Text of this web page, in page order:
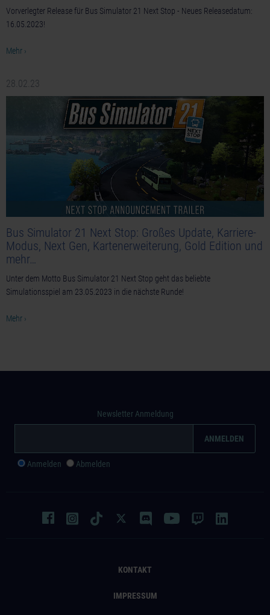
Vorverlegter Release für Bus Simulator 21 Next Stop - Neues Releasedatum:
16.05.2023!
Mehr ›
28.02.23
Bus Simulator 21 Next Stop: Großes Update, Karriere-
Modus, Next Gen, Kartenerweiterung, Gold Edition und
mehr…
Unter dem Motto Bus Simulator 21 Next Stop geht das beliebte
Simulationsspiel am 23.05.2023 in die nächste Runde!
Mehr ›
KONTAKT
IMPRESSUM
Newsletter Anmeldung
Anmelden Abmelden